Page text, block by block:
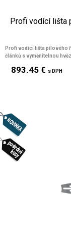
Profi vodící lišta
Profi vodící lišta pilového
článků s vyměnitelnou
893.45 € s DPH